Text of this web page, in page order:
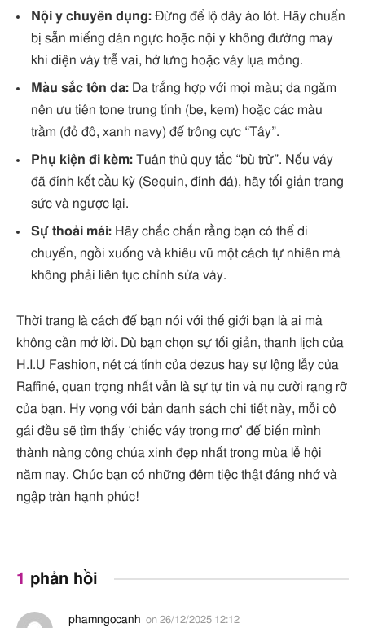
Nội y chuyên dụng: Đừng để lộ dây áo lót. Hãy chuẩn
bị sẵn miếng dán ngực hoặc nội y không đường may
khi diện váy trễ vai, hở lưng hoặc váy lụa mỏng.
Màu sắc tôn da: Da trắng hợp với mọi màu; da ngăm
nên ưu tiên tone trung tính (be, kem) hoặc các màu
trầm (đỏ đô, xanh navy) để trông cực “Tây”.
Phụ kiện đi kèm: Tuân thủ quy tắc “bù trừ”. Nếu váy
đã đính kết cầu kỳ (Sequin, đính đá), hãy tối giản trang
sức và ngược lại.
Sự thoải mái: Hãy chắc chắn rằng bạn có thể di
chuyển, ngồi xuống và khiêu vũ một cách tự nhiên mà
không phải liên tục chỉnh sửa váy.
Thời trang là cách để bạn nói với thế giới bạn là ai mà
không cần mở lời. Dù bạn chọn sự tối giản, thanh lịch của
H.I.U Fashion, nét cá tính của dezus hay sự lộng lẫy của
Raffiné, quan trọng nhất vẫn là sự tự tin và nụ cười rạng rỡ
của bạn. Hy vọng với bản danh sách chi tiết này, mỗi cô
gái đều sẽ tìm thấy ‘chiếc váy trong mơ’ để biến mình
thành nàng công chúa xinh đẹp nhất trong mùa lễ hội
năm nay. Chúc bạn có những đêm tiệc thật đáng nhớ và
ngập tràn hạnh phúc!
1 phản hồi
phamngocanh on 26/12/2025 12:12